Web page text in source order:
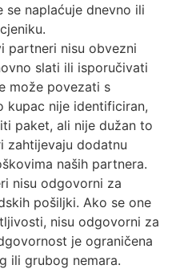
se naplaćuje dnevno ili
partneri nisu obvezni
slati ili isporučivati
može povezati s
kupac nije identificiran,
paket, ali nije dužan to
zahtijevaju dodatnu
naših partnera.
nisu odgovorni za
pošiljki. Ako se one
nisu odgovorni za
je ograničena
ili grubog nemara.